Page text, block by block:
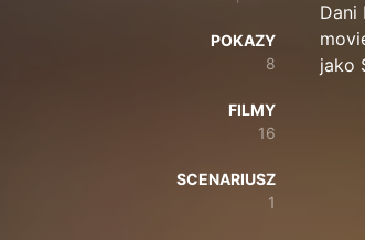
POKAZY
8
FILMY
16
SCENARIUSZ
1
Dani
jako